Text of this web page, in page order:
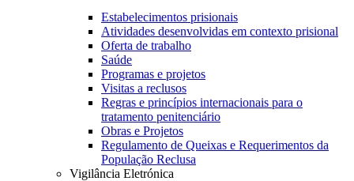
Estabelecimentos prisionais
Atividades desenvolvidas em contexto prisional
Oferta de trabalho
Saúde
Programas e projetos
Visitas a reclusos
Regras e princípios internacionais para o
tratamento penitenciário
Obras e Projetos
Regulamento de Queixas e Requerimentos da
População Reclusa
Vigilância Eletrónica